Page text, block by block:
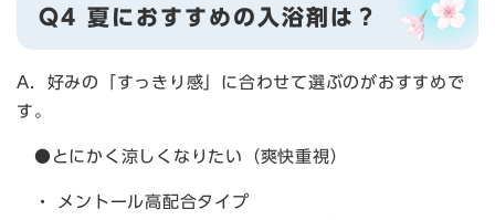
Q4 夏におすすめの入浴剤は？
A．好みの「すっきり感」に合わせて選ぶのがおすすめで
す。
●とにかく涼しくなりたい（爽快重視）
・ メントール高配合タイプ